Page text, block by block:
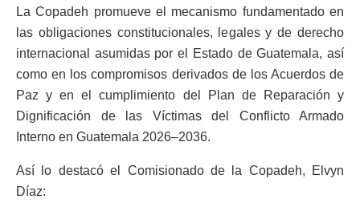
La Copadeh promueve el mecanismo fundamentado en
las obligaciones constitucionales, legales y de derecho
internacional asumidas por el Estado de Guatemala, así
como en los compromisos derivados de los Acuerdos de
Paz y en el cumplimiento del Plan de Reparación y
Dignificación de las Víctimas del Conflicto Armado
Interno en Guatemala 2026–2036.
Así lo destacó el Comisionado de la Copadeh, Elvyn
Díaz: